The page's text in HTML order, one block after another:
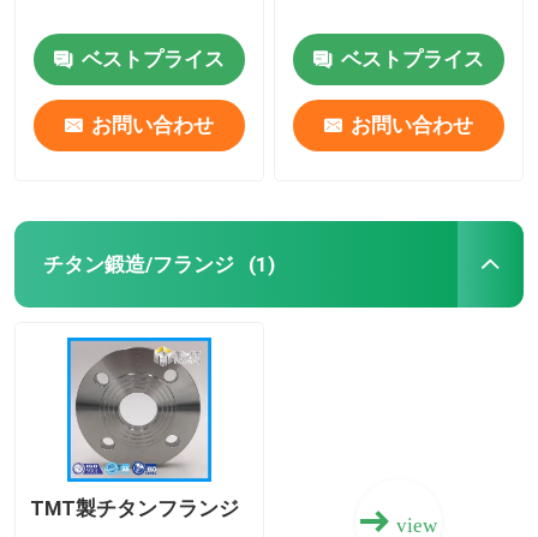
ベストプライス
お問い合わせ
ベストプライス
お問い合わせ
チタン鍛造/フランジ (1)
TMT製チタンフランジ
view